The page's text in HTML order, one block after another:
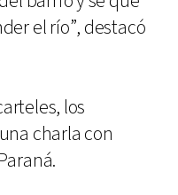
el río”, destacó
los
charla con